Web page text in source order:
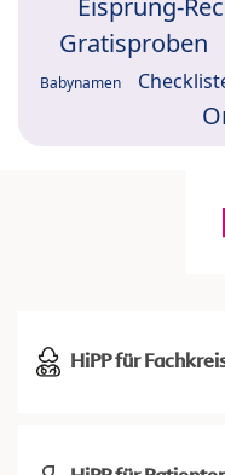
Eisprung-
Gratisproben
Babynamen
HiPP für